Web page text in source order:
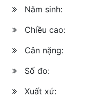
Năm sinh:
Chiều cao:
Cân nặng:
Số đo:
Xuất xứ: